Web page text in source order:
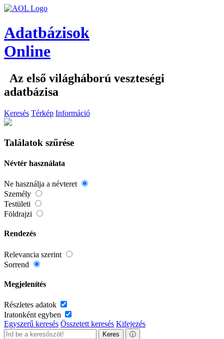
Adatbázisok
Online
Az első világháború veszteségi
adatbázisa
Keresés Térkép Információ
Találatok szűrése
Névtér használata
Ne használja a névteret
Személy
Testületi
Földrajzi
Rendezés
Relevancia szerint
Sorrend
Megjelenítés
Részletes adatok
Iratonként egyben
Egyszerű keresés Összetett keresés Kifejezés
Keres ⓘ